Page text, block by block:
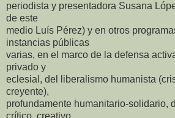
periodista y presentadora Susana
de este
medio Luís Pérez) y en otros
instancias públicas
varias, en el marco de la defensa
privado y
eclesial, del liberalismo humanista
creyente),
profundamente humanitario-solidario,